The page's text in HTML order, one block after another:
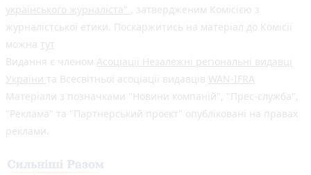
українського журналіста" , затвердженим Комісією з
журналістської етики. Поскаржитись на матеріал до Комісії
можна тут
Видання є членом Асоціації Незалежні регіональні видавці
України та Всесвітньої асоціації видавців WAN-IFRA
Матеріали з позначками "Новини компаній", "Прес-служба",
"Реклама" та "Партнерський проєкт" опубліковані на правах
реклами.